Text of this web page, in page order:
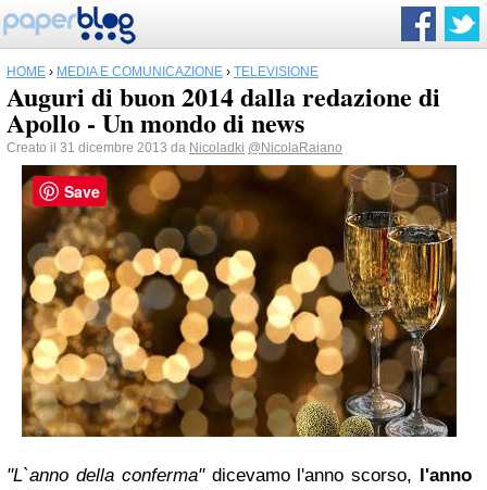
HOME › MEDIA E COMUNICAZIONE › TELEVISIONE
Auguri di buon 2014 dalla redazione di
Apollo - Un mondo di news
Creato il 31 dicembre 2013 da Nicoladki @NicolaRaiano
"L`anno della conferma"dicevamo l'anno scorso, l'anno
Save